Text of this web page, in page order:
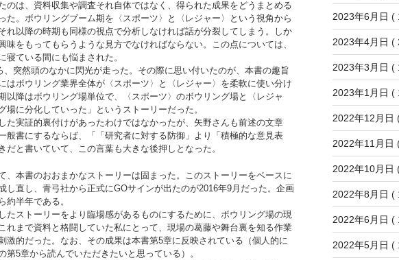
のは、資料収集や調査それ自体ではなく、得られた成果をどうまとめる
た。ボウリングブーム期を〈スポーツ〉と〈レジャー〉という視角から
れ以降の時期も同様の視点で分析しなければ話が分裂してしまう。しか
味をもってもらうような見方でなければならない。この点については、
寝ている間にも悩まされた。
突然頭のなかに閃光が走った。その際に思い付いたのが、本書の趣旨
はボウリング業界全体が〈スポーツ〉と〈レジャー〉を柔軟に使い分け
以降はボウリング場単位で、〈スポーツ〉のボウリング場と〈レジャ
場に分化していった」というストーリーだった。
た実証的裏付けがあったわけではなかったが、矢野さんも前述の文章
般書にするならば、「「研究者に対する防御」より「積極的な意見表
だと書いていて、この言葉も大きな後押しとなった。
、本書のおおまかなストーリーは固まった。このストーリーをベースに
し直し、青弓社から正式にGOサインが出たのが2016年9月だった。企画
約半年である。
たストーリーをより臨場感があるものにするために、ボウリング場の現
れまで資料と格闘していた私にとって、現場の葛藤や舞台裏を知る作業
激的だった。なお、その成果は本書第5章に反映されている（個人的に
第5章から読んでいただきたいと思っている）。
2023年6月日 (
2023年4月日 (
2023年3月日 (
2023年1月日 (
2022年12月日
2022年11月日
2022年10月日
2022年8月日 (
2022年6月日 (
2022年5月日 (